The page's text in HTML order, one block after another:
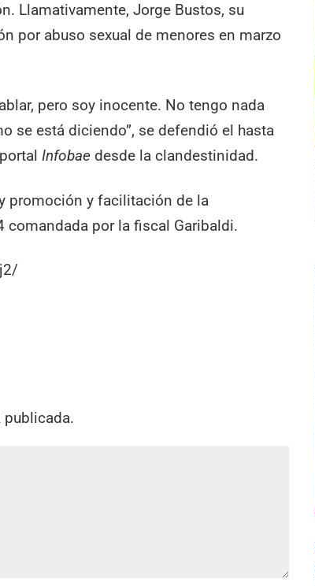
Llamativamente, Jorge Bustos, su
por abuso sexual de menores en marzo
pero soy inocente. No tengo nada
se está diciendo”, se defendió el hasta
portalInfobae desde la clandestinidad.
promoción y facilitación de la
comandada por la fiscal Garibaldi.
publicada.